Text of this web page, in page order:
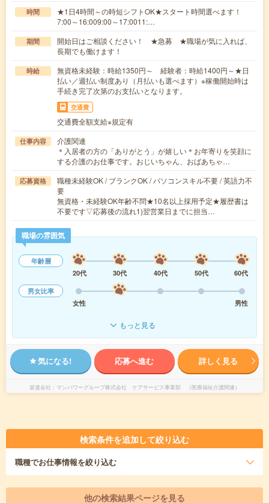
時間
★1日4時間～の時短シフトOK★スタート時間選べます！
7:00～16:009:00～17:0011:…
期間
開始日はご相談ください！ ★急募 ★職場が気に入れば、
長期でも働けます！
時給
無資格未経験：時給1350円～ 経験者：時給1400円～★日
払い／週払い制度あり（月払いも選べます）※稼働開始時は
手続き完了次第のお支払いとなります。
交通費
交通費全額支給※規定有
仕事内容
介護関連
＊入居者の方の「ありがとう」が嬉しい＊お年寄りを笑顔に
する介護のお仕事です。おじいちゃん、おばあちゃ…
応募資格
職種未経験OK / ブランクOK / パソコンスキル不要 / 英語力不
要
無資格・未経験OK年齢不問★10名以上採用予定★履歴書は
不要です▽応募後の流れ1)翌営業日までに担当…
職場の雰囲気
年齢層
20代
30代 40代 50代
60代
男女比率
女性
男性
もっと見る
気になる! 応募へ進む 詳しく見る
派遣会社 マンパワーグループ株式会社 ケアサービス事業部 （医療福祉介護関連）
検索条件を追加して絞り込む
職種でお仕事情報を絞り込む
他の検索結果ページを見る